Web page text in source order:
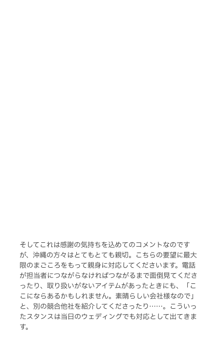
そしてこれは感謝の気持ちを込めてのコメントなのです
が、沖縄の方々はとてもとても親切。こちらの要望に最大
限のまごころをもって親身に対応してくださいます。電話
が担当者につながらなければつながるまで面倒見てくださ
ったり、取り扱いがないアイテムがあったときにも、「こ
こにならあるかもしれません。素晴らしい会社様なので」
と、別の競合他社を紹介してくださったり……。こういっ
たスタンスは当日のウェディングでも対応として出てきま
す。